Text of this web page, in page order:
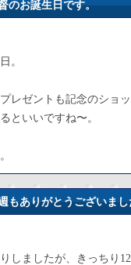
のお誕生日です。
。
レゼントも記念のショ
といいですね〜。
もありがとうございまし
しましたが、きっちり12